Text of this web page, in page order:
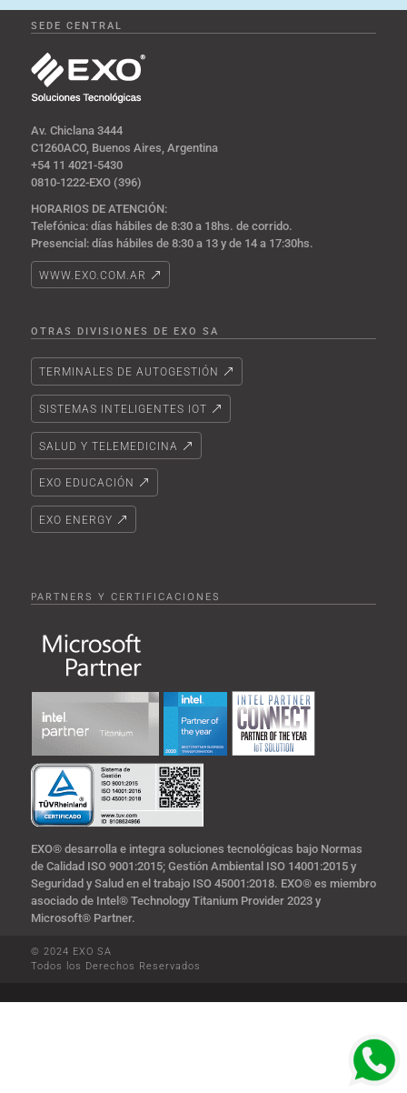
SEDE CENTRAL
Av. Chiclana 3444
C1260ACO, Buenos Aires, Argentina
+54 11 4021-5430
0810-1222-EXO (396)
HORARIOS DE ATENCIÓN:
Telefónica: días hábiles de 8:30 a 18hs. de corrido.
Presencial: días hábiles de 8:30 a 13 y de 14 a 17:30hs.
WWW.EXO.COM.AR
OTRAS DIVISIONES DE EXO SA
TERMINALES DE AUTOGESTIÓN
SISTEMAS INTELIGENTES IOT
SALUD Y TELEMEDICINA
EXO EDUCACIÓN
EXO ENERGY
PARTNERS Y CERTIFICACIONES
EXO® desarrolla e integra soluciones tecnológicas bajo Normas
de Calidad ISO 9001:2015; Gestión Ambiental ISO 14001:2015 y
Seguridad y Salud en el trabajo ISO 45001:2018. EXO® es miembro
asociado de Intel® Technology Titanium Provider 2023 y
Microsoft® Partner.
© 2024 EXO SA
Todos los Derechos Reservados